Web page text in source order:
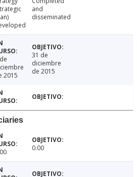
and
disseminated
2015
31 de
diciembre
de 2015
0.00